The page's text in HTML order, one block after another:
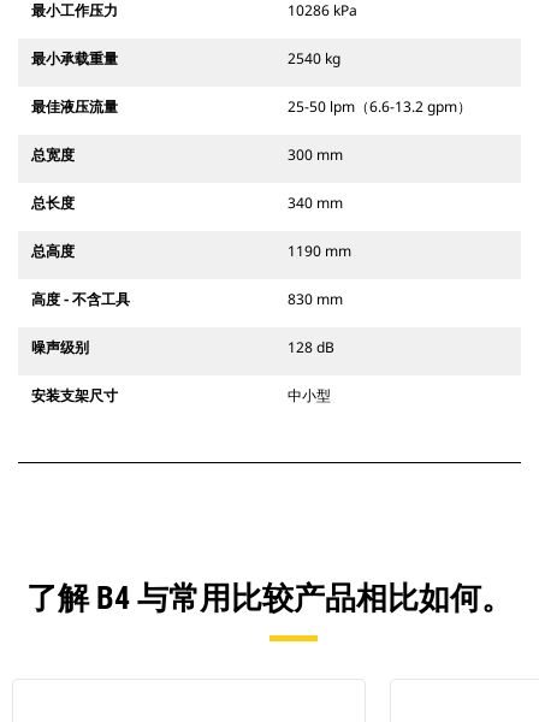
最小工作压力 10286 kPa
最小承载重量 2540 kg
最佳液压流量 25-50 lpm（6.6-13.2 gpm）
总宽度 300 mm
总长度 340 mm
总高度 1190 mm
高度 - 不含工具 830 mm
噪声级别 128 dB
安装支架尺寸 中小型
了解 B4 与常用比较产品相比如何。